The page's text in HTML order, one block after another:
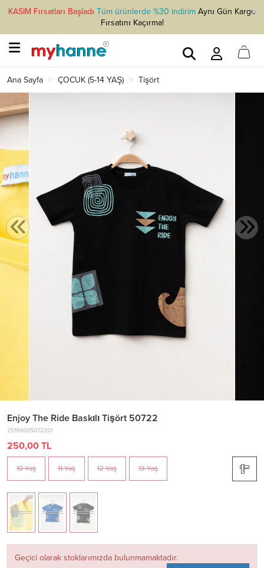
KASIM Fırsatları Başladı Tüm ürünlerde %30 indirimAynı Gün Kargo
Fırsatını Kaçırma!
Ana Sayfa ÇOCUK (5-14 YAŞ) Tişört
Enjoy The Ride Baskılı Tişört 50722
25199005072201
250,00 TL
10 Yaş 11 Yaş 12 Yaş 13 Yaş
Geçici olarak stoklarımızda bulunmamaktadır.